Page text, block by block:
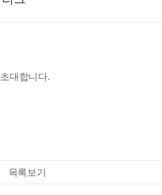
대합니다.
목록보기